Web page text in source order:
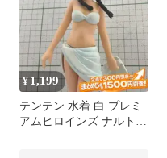
¥ 1,199
テンテン 水着 白 プレミ
アムヒロインズ ナルト